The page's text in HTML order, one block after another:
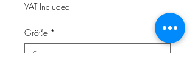
VAT Included
Größe *